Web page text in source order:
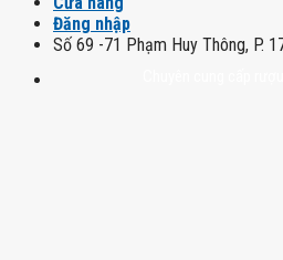
Đăng nhập
Số 69 -71 Phạm Huy Thông, P.